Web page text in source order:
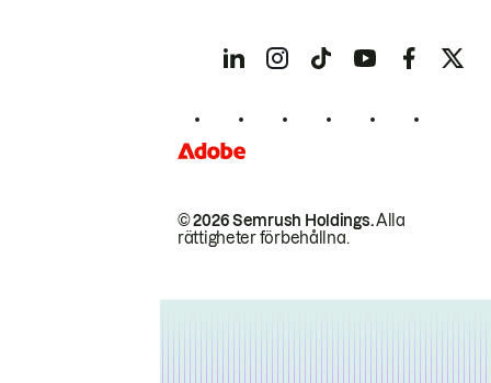
© 2026 Semrush Holdings.Alla
rättigheter förbehållna.